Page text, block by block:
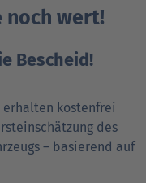
noch wert!
Bescheid!
erhalten kostenfrei
des
– basierend auf